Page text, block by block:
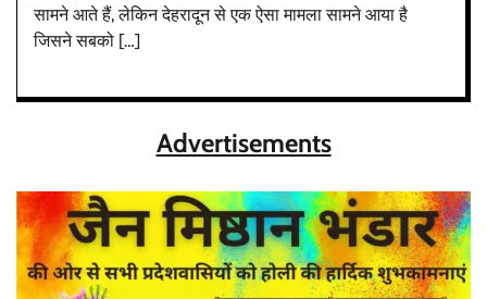
सामने आते हैं, लेकिन देहरादून से एक ऐसा मामला सामने आया है
जिसने सबको […]
Advertisements